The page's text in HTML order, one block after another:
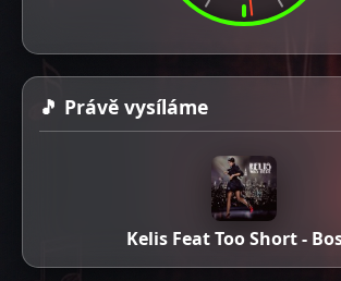
🎵 Právě vysíláme
Kelis Feat Too Short -